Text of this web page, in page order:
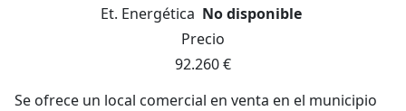
Et. Energética No disponible
Precio
92.260 €
Se ofrece un local comercial en venta en el municipio